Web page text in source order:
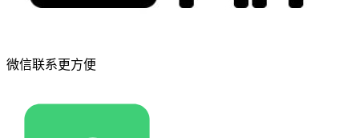
微信联系更方便